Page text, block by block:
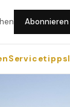
Abonnieren
Servicetipps